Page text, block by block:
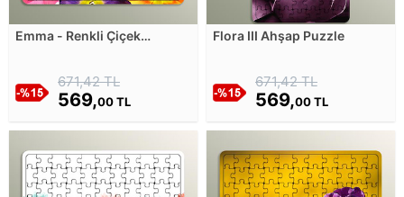
Emma - Renkli Çiçek
671,42 TL
569,00 TL
Flora III Ahşap Puzzle
671,42 TL
569,00 TL